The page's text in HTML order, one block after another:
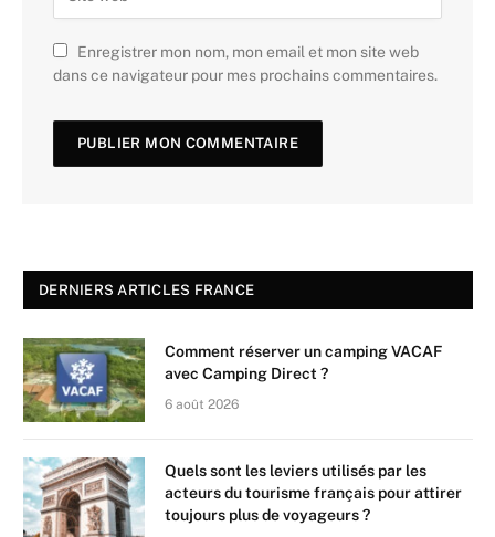
Enregistrer mon nom, mon email et mon site web
dans ce navigateur pour mes prochains commentaires.
DERNIERS ARTICLES FRANCE
Comment réserver un camping VACAF
avec Camping Direct ?
6 août 2026
Quels sont les leviers utilisés par les
acteurs du tourisme français pour attirer
toujours plus de voyageurs ?